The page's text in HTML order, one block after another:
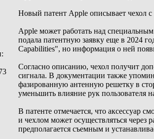
Новый патент Apple описывает чехол
Apple может работать над
подала патентную заявку еще в 2024
Capabilities", но информация о ней
Согласно описанию, чехол получит
сигнала. В документации также
фазированную антенную решетку в
уменьшить влияние рук пользователя
В патенте отмечается, что аксессуар
и чехлом может осуществляться через
предполагается съемным и